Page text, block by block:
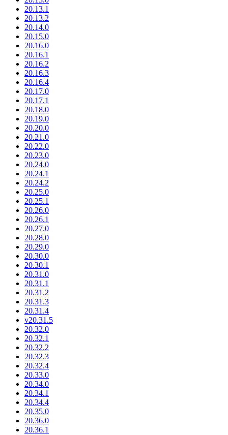
20.13.1
20.13.2
20.14.0
20.15.0
20.16.0
20.16.1
20.16.2
20.16.3
20.16.4
20.17.0
20.17.1
20.18.0
20.19.0
20.20.0
20.21.0
20.22.0
20.23.0
20.24.0
20.24.1
20.24.2
20.25.0
20.25.1
20.26.0
20.26.1
20.27.0
20.28.0
20.29.0
20.30.0
20.30.1
20.31.0
20.31.1
20.31.2
20.31.3
20.31.4
v20.31.5
20.32.0
20.32.1
20.32.2
20.32.3
20.32.4
20.33.0
20.34.0
20.34.1
20.34.4
20.35.0
20.36.0
20.36.1